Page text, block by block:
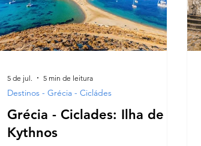
Grécia - Ciclades: Ilha de
Kythnos
Destinos - Grécia - Cicládes
5 de jul. 5 min de leitura